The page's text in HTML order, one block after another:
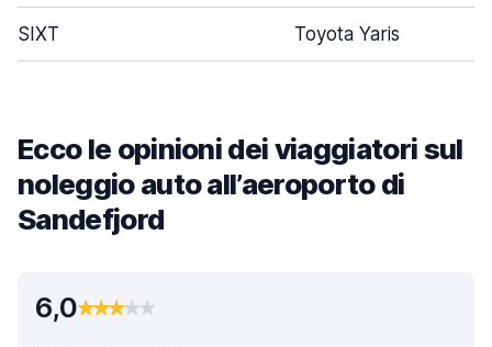
SIXT Toyota Yaris
Ecco le opinioni dei viaggiatori sul
noleggio auto all’aeroporto di
Sandefjord
6,0